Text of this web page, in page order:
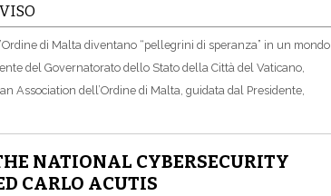
di Malta diventano “pellegrini di speranza” in un mondo
del Governatorato dello Stato della Città del Vaticano,
Association dell’Ordine di Malta, guidata dal Presidente,
NATIONAL CYBERSECURITY
CARLO ACUTIS